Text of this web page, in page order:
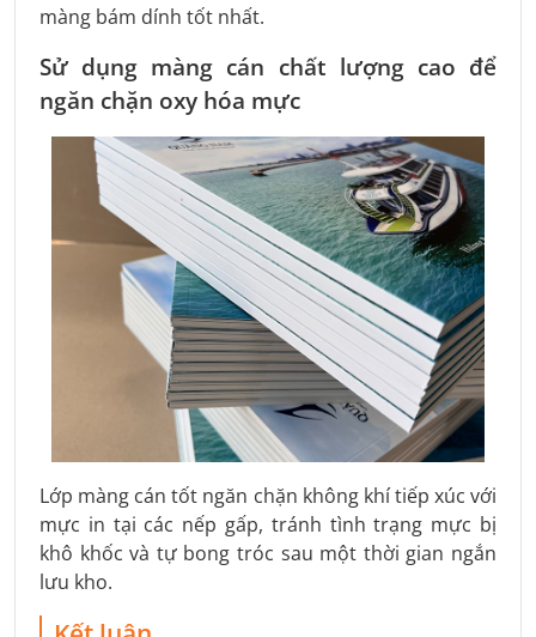
màng bám dính tốt nhất.
Sử dụng màng cán chất lượng cao để
ngăn chặn oxy hóa mực
Lớp màng cán tốt ngăn chặn không khí tiếp xúc với
mực in tại các nếp gấp, tránh tình trạng mực bị
khô khốc và tự bong tróc sau một thời gian ngắn
lưu kho.